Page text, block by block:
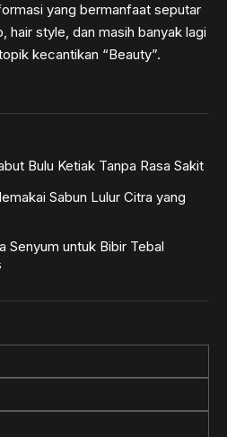
yang bermanfaat seputar
hair style, dan masih banyak lagi
kecantikan “Beauty”.
Bulu Ketiak Tanpa Rasa Sakit
Sabun Lulur Citra yang
Senyum untuk Bibir Tebal